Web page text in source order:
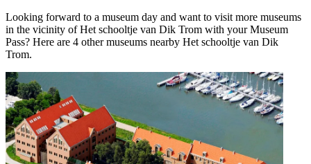
Looking forward to a museum day and want to visit more museums
in the vicinity of Het schooltje van Dik Trom with your Museum
Pass? Here are 4 other museums nearby Het schooltje van Dik
Trom.